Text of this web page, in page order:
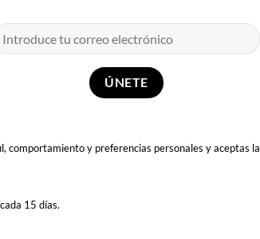
comportamiento y preferencias personales y aceptas la
15 días.